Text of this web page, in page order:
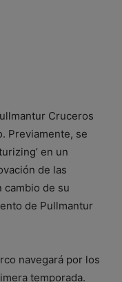
Cruceros
Previamente, se
en un
de las
cambio de su
de Pullmantur
navegará por los
temporada.